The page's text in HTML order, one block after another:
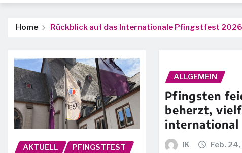
Home Rückblick auf das Internationale Pfingstfest
AKTUELL PFINGSTFEST
ALLGEMEIN
Pfingsten
beherzt,
international
IK Feb.